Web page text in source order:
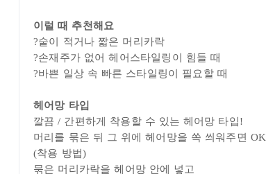
이럴 때 추천해요
?숱이 적거나 짧은 머리카락
?손재주가 없어 헤어스타일링이 힘들 때
?바쁜 일상 속 빠른 스타일링이 필요할 때
헤어망 타입
깔끔 / 간편하게 착용할 수 있는 헤어망 타입!
머리를 묶은 뒤 그 위에 헤어망을 쏙 씌워주면 OK
(착용 방법)
묶은 머리카락을 헤어망 안에 넣고